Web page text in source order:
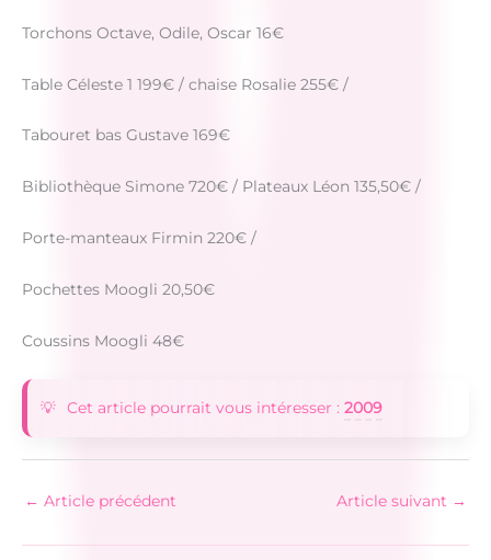
Torchons Octave, Odile, Oscar 16€
Table Céleste 1 199€ / chaise Rosalie 255€ /
Tabouret bas Gustave 169€
Bibliothèque Simone 720€ / Plateaux Léon 135,50€ /
Porte-manteaux Firmin 220€ /
Pochettes Moogli 20,50€
Coussins Moogli 48€
Cet article pourrait vous intéresser : 2009
← Article précédent Article suivant →